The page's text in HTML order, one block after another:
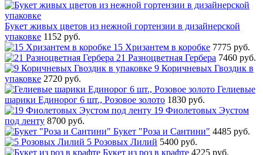
Букет живых цветов из нежной гортензии в дизайнерской
упаковке 1152 руб.
15 Хризантем в коробке 7775 руб.
21 Разноцветная Гербера 7460 руб.
9 Коричневых Гвоздик в
упаковке 2720 руб.
Гелиевые
шарики Единорог 6 шт., Розовое золото 1830 руб.
19 Фиолетовых Эустом
под ленту 8700 руб.
Букет "Роза и Сантини" 4485 руб.
5 Розовых Лилий 5400 руб.
Букет из роз в крафте 4225 руб.